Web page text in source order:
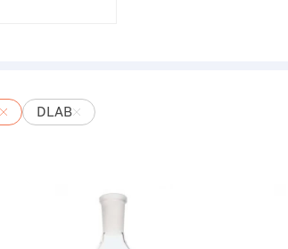
DLAB